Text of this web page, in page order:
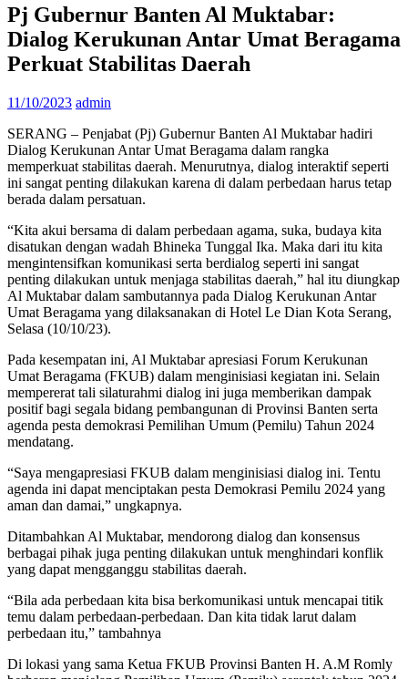
Pj Gubernur Banten Al Muktabar:
Dialog Kerukunan Antar Umat Beragama
Perkuat Stabilitas Daerah
11/10/2023 admin
SERANG – Penjabat (Pj) Gubernur Banten Al Muktabar hadiri
Dialog Kerukunan Antar Umat Beragama dalam rangka
memperkuat stabilitas daerah. Menurutnya, dialog interaktif seperti
ini sangat penting dilakukan karena di dalam perbedaan harus tetap
berada dalam persatuan.
“Kita akui bersama di dalam perbedaan agama, suka, budaya kita
disatukan dengan wadah Bhineka Tunggal Ika. Maka dari itu kita
mengintensifkan komunikasi serta berdialog seperti ini sangat
penting dilakukan untuk menjaga stabilitas daerah,” hal itu diungkap
Al Muktabar dalam sambutannya pada Dialog Kerukunan Antar
Umat Beragama yang dilaksanakan di Hotel Le Dian Kota Serang,
Selasa (10/10/23).
Pada kesempatan ini, Al Muktabar apresiasi Forum Kerukunan
Umat Beragama (FKUB) dalam menginisiasi kegiatan ini. Selain
mempererat tali silaturahmi dialog ini juga memberikan dampak
positif bagi segala bidang pembangunan di Provinsi Banten serta
agenda pesta demokrasi Pemilihan Umum (Pemilu) Tahun 2024
mendatang.
“Saya mengapresiasi FKUB dalam menginisiasi dialog ini. Tentu
agenda ini dapat menciptakan pesta Demokrasi Pemilu 2024 yang
aman dan damai,” ungkapnya.
Ditambahkan Al Muktabar, mendorong dialog dan konsensus
berbagai pihak juga penting dilakukan untuk menghindari konflik
yang dapat mengganggu stabilitas daerah.
“Bila ada perbedaan kita bisa berkomunikasi untuk mencapai titik
temu dalam perbedaan-perbedaan. Dan kita tidak larut dalam
perbedaan itu,” tambahnya
Di lokasi yang sama Ketua FKUB Provinsi Banten H. A.M Romly